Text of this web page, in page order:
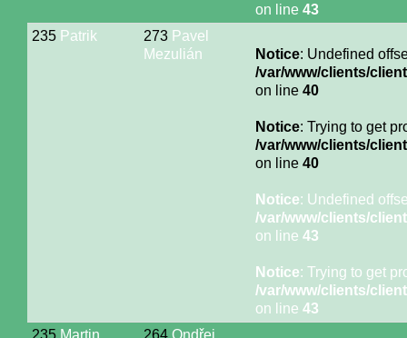
on line 43
235 Patrik 273 Pavel
Mezulián
Notice: Undefined
/var/www/clients/
on line 40
Notice: Trying to get
/var/www/clients/
on line 40
Notice: Undefined
/var/www/clients/
on line 43
Notice: Trying to get
/var/www/clients/
on line 43
235 Martin 264 Ondřej